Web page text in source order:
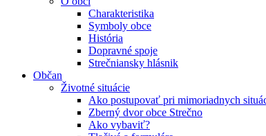
Charakteristika
Symboly obce
História
Dopravné spoje
Strečniansky hlásnik
Občan
Životné situácie
Ako postupovať pri mimoriadnych
Zberný dvor obce Strečno
Ako vybaviť?